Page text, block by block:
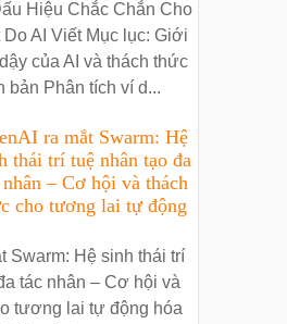
Hiệu Chắc Chắn Cho
AI Viết Mục lục: Giới
của AI và thách thức
bản Phân tích ví d...
ra mắt Swarm: Hệ
thái trí tuệ nhân tạo đa
– Cơ hội và thách
cho tương lai tự động
Swarm: Hệ sinh thái trí
tác nhân – Cơ hội và
tương lai tự động hóa